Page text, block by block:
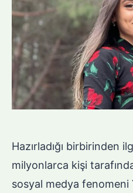
Hazırladığı birbirinden
milyonlarca kişi
sosyal medya fenomeni